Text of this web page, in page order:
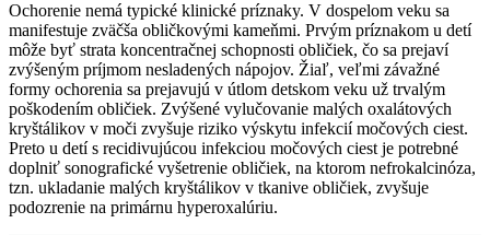
Ochorenie nemá typické klinické príznaky. V dospelom veku sa
manifestuje zväčša obličkovými kameňmi. Prvým príznakom u detí
môže byť strata koncentračnej schopnosti obličiek, čo sa prejaví
zvýšeným príjmom nesladených nápojov. Žiaľ, veľmi závažné
formy ochorenia sa prejavujú v útlom detskom veku už trvalým
poškodením obličiek. Zvýšené vylučovanie malých oxalátových
kryštálikov v moči zvyšuje riziko výskytu infekcií močových ciest.
Preto u detí s recidivujúcou infekciou močových ciest je potrebné
doplniť sonografické vyšetrenie obličiek, na ktorom nefrokalcinóza,
tzn. ukladanie malých kryštálikov v tkanive obličiek, zvyšuje
podozrenie na primárnu hyperoxalúriu.